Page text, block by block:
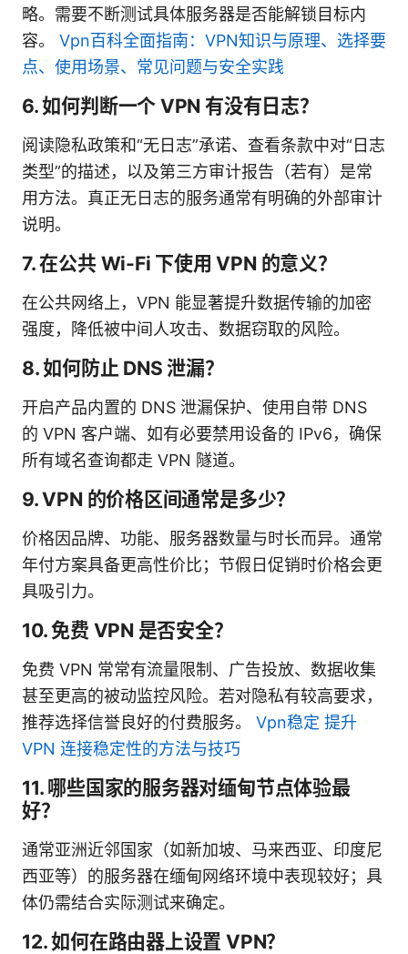
略。需要不断测试具体服务器是否能解锁目标内
容。 Vpn百科全面指南：VPN知识与原理、选择要
点、使用场景、常见问题与安全实践
6. 如何判断一个 VPN 有没有日志？
阅读隐私政策和“无日志”承诺、查看条款中对“日志
类型”的描述，以及第三方审计报告（若有）是常
用方法。真正无日志的服务通常有明确的外部审计
说明。
7. 在公共 Wi-Fi 下使用 VPN 的意义？
在公共网络上，VPN 能显著提升数据传输的加密
强度，降低被中间人攻击、数据窃取的风险。
8. 如何防止 DNS 泄漏？
开启产品内置的 DNS 泄漏保护、使用自带 DNS
的 VPN 客户端、如有必要禁用设备的 IPv6，确保
所有域名查询都走 VPN 隧道。
9. VPN 的价格区间通常是多少？
价格因品牌、功能、服务器数量与时长而异。通常
年付方案具备更高性价比；节假日促销时价格会更
具吸引力。
10. 免费 VPN 是否安全？
免费 VPN 常常有流量限制、广告投放、数据收集
甚至更高的被动监控风险。若对隐私有较高要求，
推荐选择信誉良好的付费服务。 Vpn稳定 提升
VPN 连接稳定性的方法与技巧
11. 哪些国家的服务器对缅甸节点体验最
好？
通常亚洲近邻国家（如新加坡、马来西亚、印度尼
西亚等）的服务器在缅甸网络环境中表现较好；具
体仍需结合实际测试来确定。
12. 如何在路由器上设置 VPN？